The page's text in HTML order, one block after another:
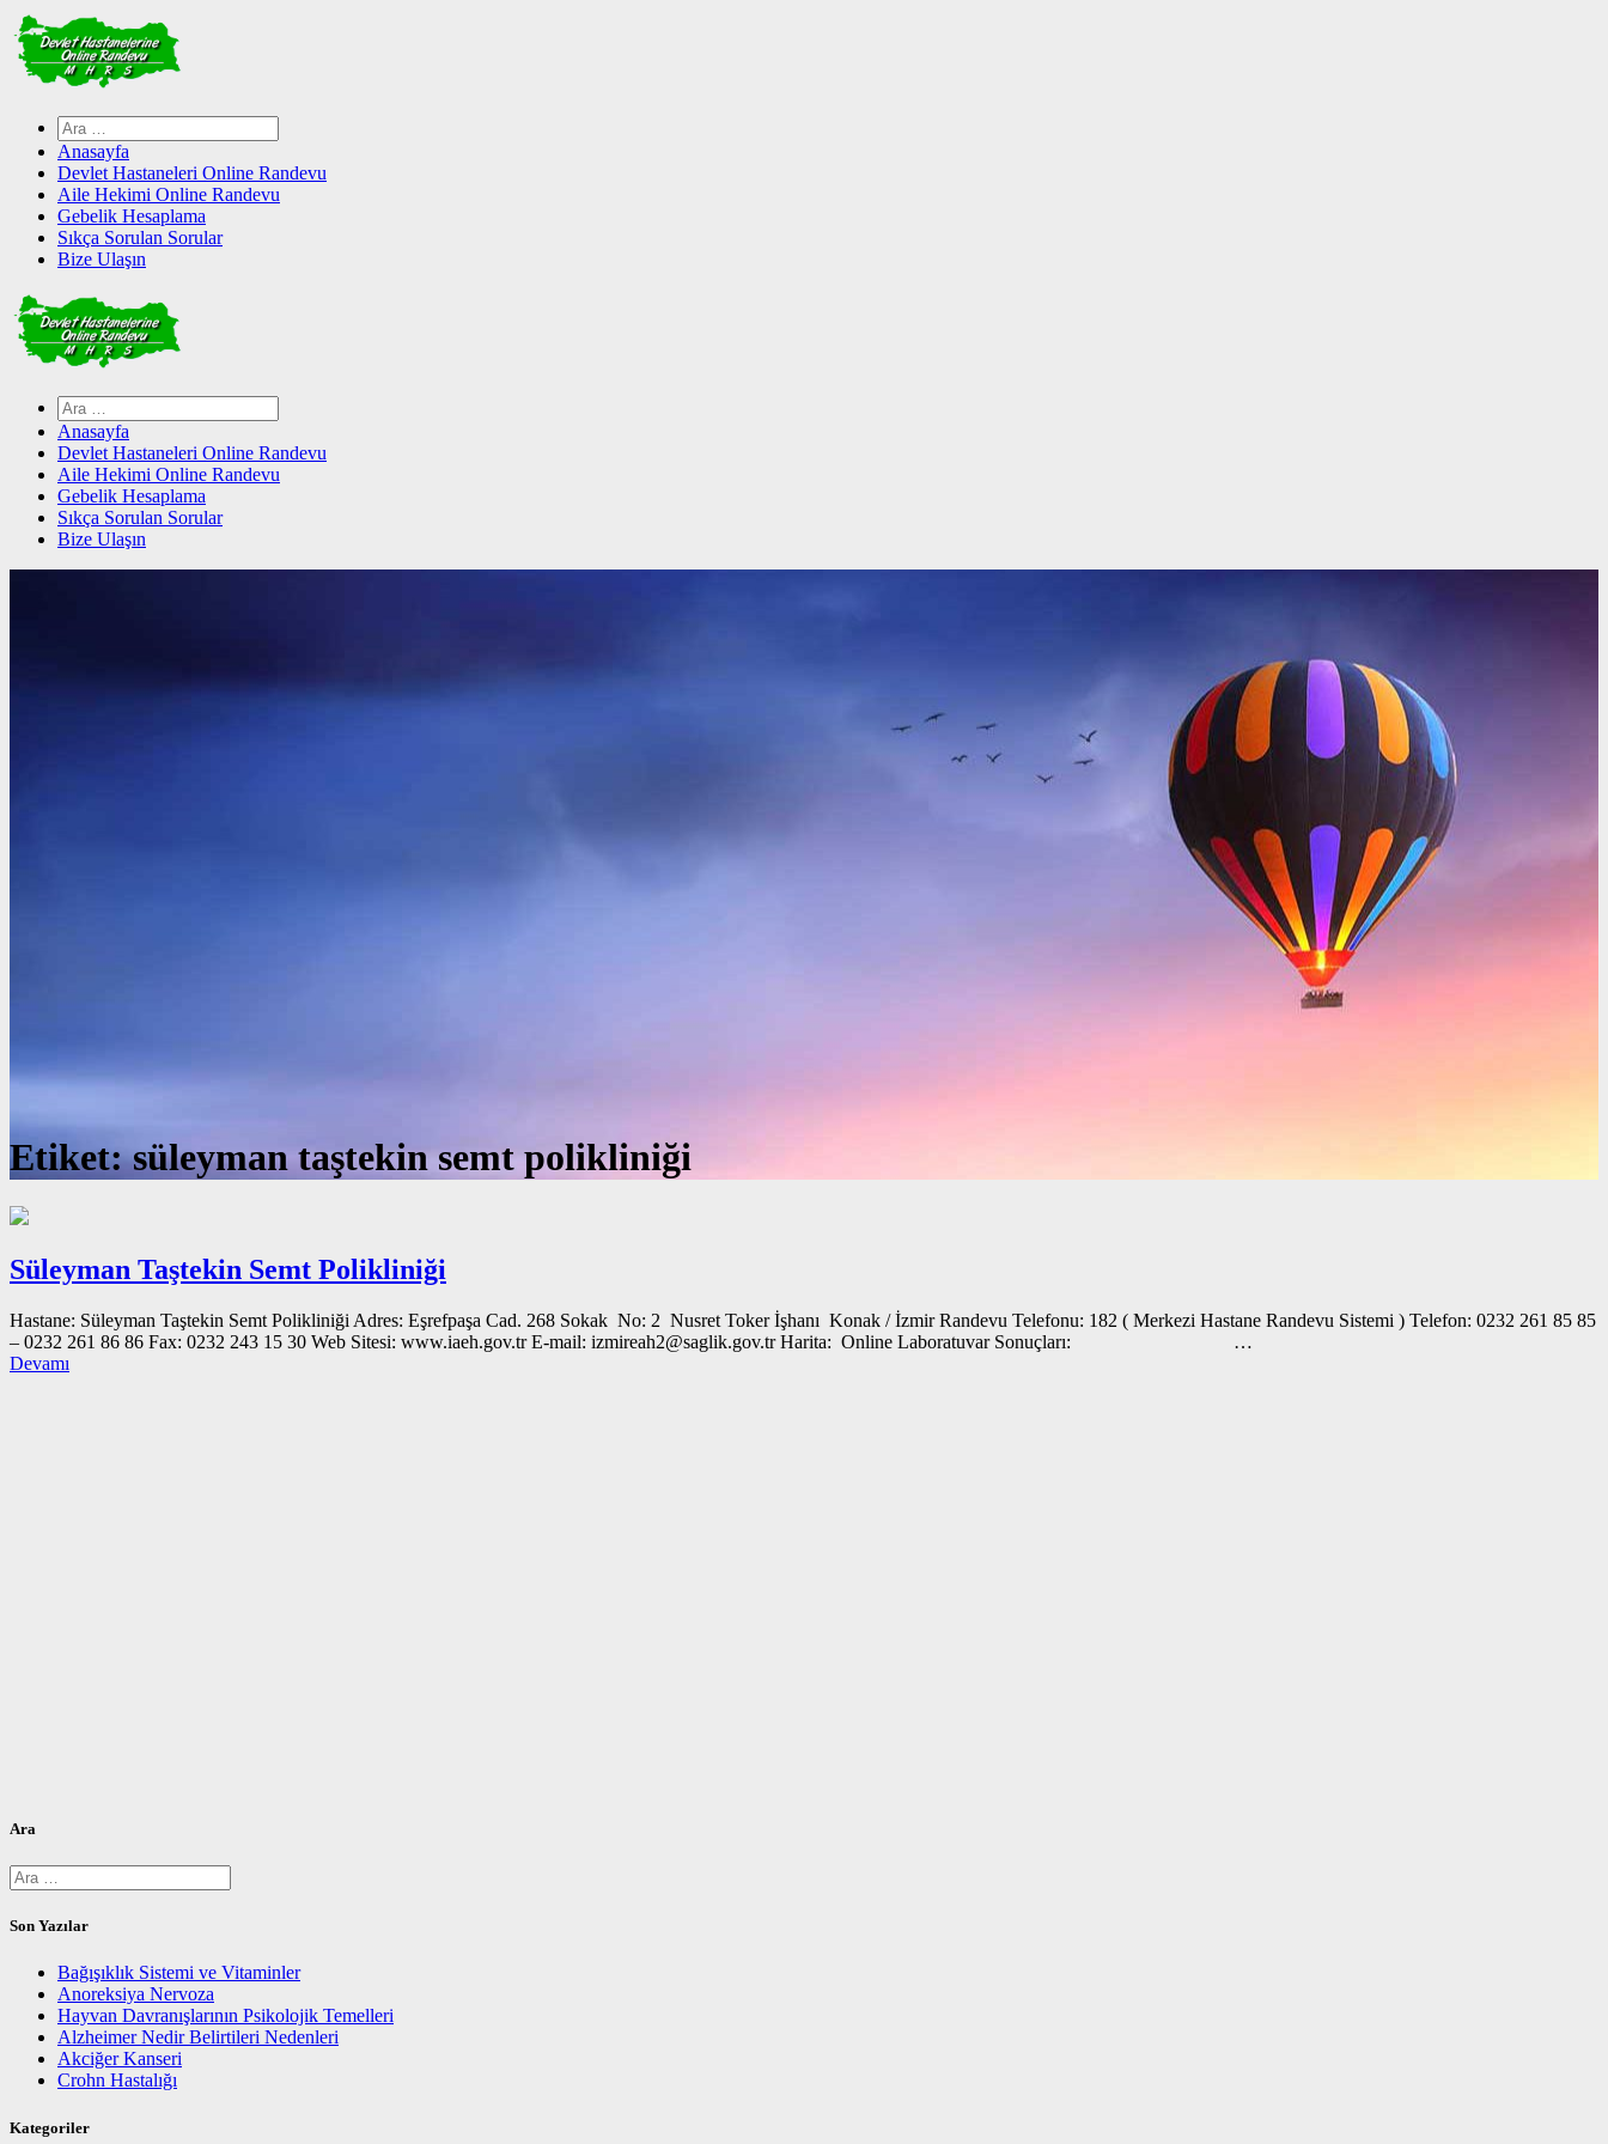
Skip
to
content
Arama:
Anasayfa
Devlet Hastaneleri Online Randevu
Aile Hekimi Online Randevu
Gebelik Hesaplama
Sıkça Sorulan Sorular
Bize Ulaşın
Arama:
Anasayfa
Devlet Hastaneleri Online Randevu
Aile Hekimi Online Randevu
Gebelik Hesaplama
Sıkça Sorulan Sorular
Bize Ulaşın
Etiket:süleyman taştekin semt polikliniği
Süleyman Taştekin Semt Polikliniği
Hastane: Süleyman Taştekin Semt Polikliniği Adres: Eşrefpaşa Cad. 268 Sokak No: 2 Nusret Toker İşhanı Konak / İzmir Randevu Telefonu: 182 ( Merkezi Hastane Randevu Sistemi ) Telefon: 0232 261 85 85
– 0232 261 86 86 Fax: 0232 243 15 30 Web Sitesi: www.iaeh.gov.tr E-mail: izmireah2@saglik.gov.tr Harita: Online Laboratuvar Sonuçları: …
Devamı
Ara
Arama:
Son Yazılar
Bağışıklık Sistemi ve Vitaminler
Anoreksiya Nervoza
Hayvan Davranışlarının Psikolojik Temelleri
Alzheimer Nedir Belirtileri Nedenleri
Akciğer Kanseri
Crohn Hastalığı
Kategoriler